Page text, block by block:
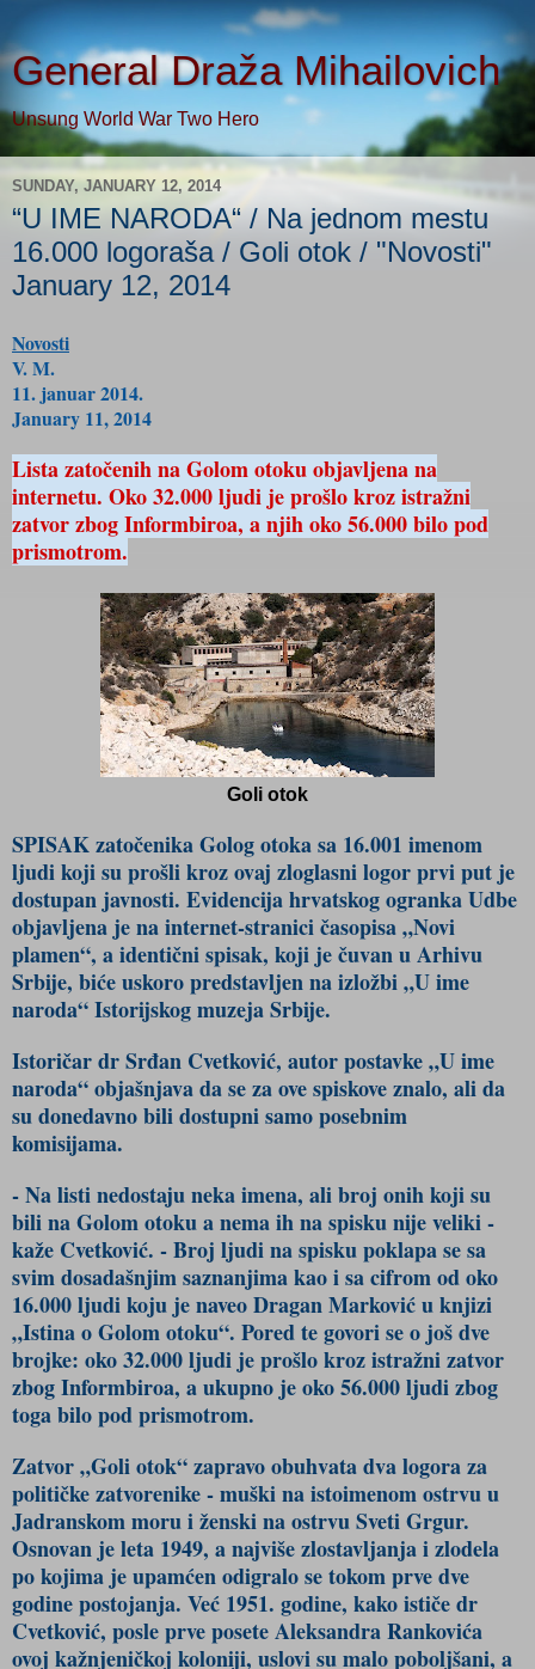
General Draža Mihailovich
Unsung World War Two Hero
SUNDAY, JANUARY 12, 2014
“U IME NARODA“ / Na jednom mestu
16.000 logoraša / Goli otok / "Novosti"
January 12, 2014
Novosti
V. M.
11. januar 2014.
January 11, 2014
Lista zatočenih na Golom otoku objavljena na
internetu. Oko 32.000 ljudi je prošlo kroz istražni
zatvor zbog Informbiroa, a njih oko 56.000 bilo pod
prismotrom.
Goli otok
SPISAK zatočenika Golog otoka sa 16.001 imenom
ljudi koji su prošli kroz ovaj zloglasni logor prvi put je
dostupan javnosti. Evidencija hrvatskog ogranka Udbe
objavljena je nainternet-stranici časopisa „Novi
plamen“, a identični spisak, koji je čuvan u Arhivu
Srbije, biće uskoro predstavljen na izložbi „U ime
naroda“ Istorijskog muzeja Srbije.
Istoričar dr Srđan Cvetković, autor postavke „U ime
naroda“ objašnjava da se za ove spiskove znalo, ali da
su donedavno bili dostupni samo posebnim
komisijama.
- Na listi nedostaju neka imena, ali broj onih koji su
bili na Golom otoku a nema ih na spisku nije veliki -
kaže Cvetković. - Broj ljudi na spisku poklapa se sa
svim dosadašnjim saznanjima kao i sa cifrom od oko
16.000 ljudi koju je naveo Dragan Marković u knjizi
„Istina o Golom otoku“. Pored te govori se o još dve
brojke: oko 32.000 ljudi je prošlo kroz istražni zatvor
zbog Informbiroa, a ukupno je oko 56.000 ljudi zbog
toga bilo pod prismotrom.
Zatvor „Goli otok“ zapravo obuhvata dva logora za
političke zatvorenike - muški na istoimenom ostrvu u
Jadranskom moru i ženski na ostrvu Sveti Grgur.
Osnovan je leta 1949, a najviše zlostavljanja i zlodela
po kojima je upamćen odigralo se tokom prve dve
godine postojanja. Već 1951. godine, kako ističe dr
Cvetković, posle prve posete Aleksandra Rankovića
ovoj kažnjeničkoj koloniji, uslovi su malo poboljšani, a